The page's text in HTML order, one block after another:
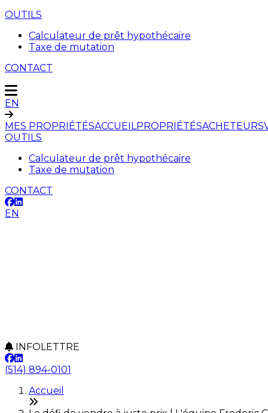
OUTILS
Calculateur de prêt hypothécaire
Taxe de mutation
CONTACT
EN
MES PROPRIÉTÉSACCUEILPROPRIÉTÉSACHETEURS
OUTILS
Calculateur de prêt hypothécaire
Taxe de mutation
CONTACT
EN
INFOLETTRE
(514) 894-0101
Accueil